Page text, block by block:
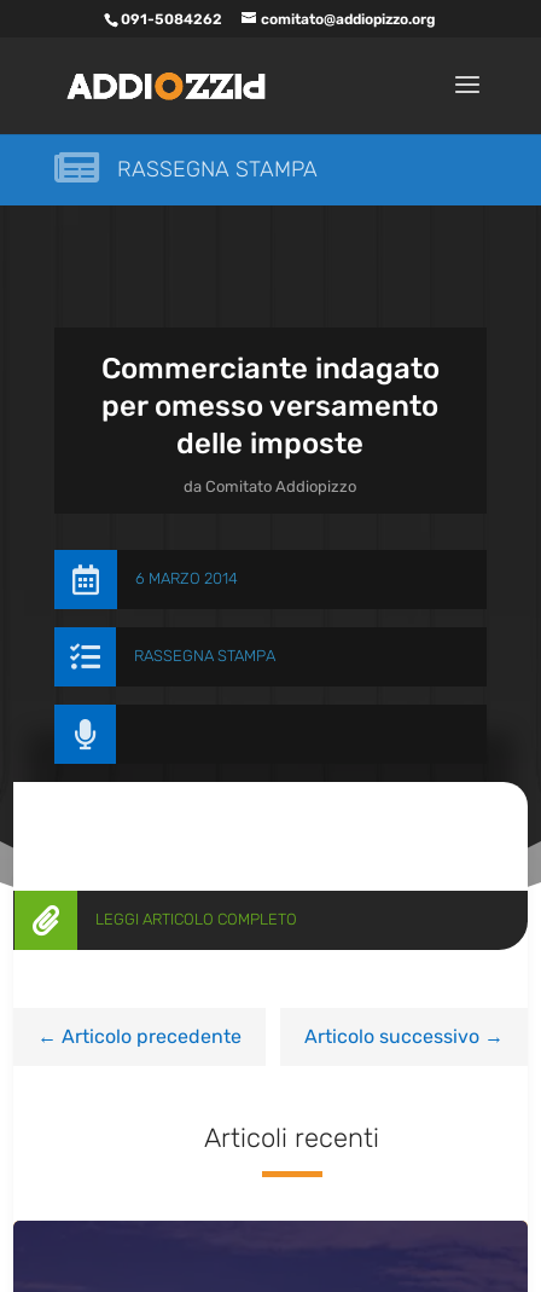
091-5084262 comitato@addiopizzo.org
 RASSEGNA STAMPA
Commerciante indagato
per omesso versamento
delle imposte
daComitato Addiopizzo
 6 MARZO 2014
 RASSEGNA STAMPA

 LEGGI ARTICOLO COMPLETO
←Articolo precedente Articolo successivo→
Articoli recenti